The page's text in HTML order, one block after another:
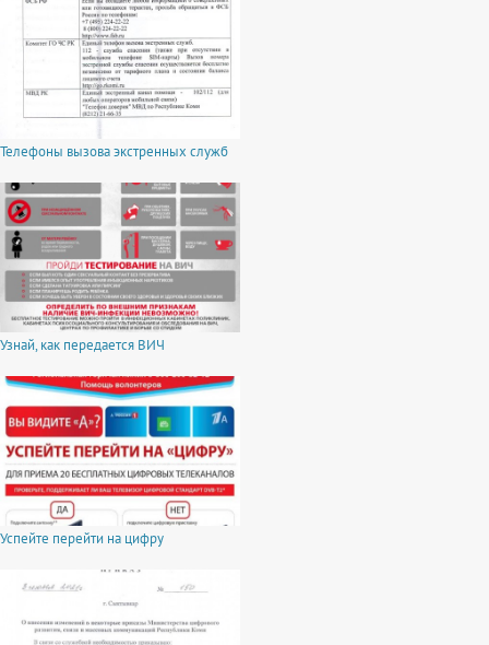
Телефоны вызова экстренных служб
Узнай, как передается ВИЧ
Успейте перейти на цифру